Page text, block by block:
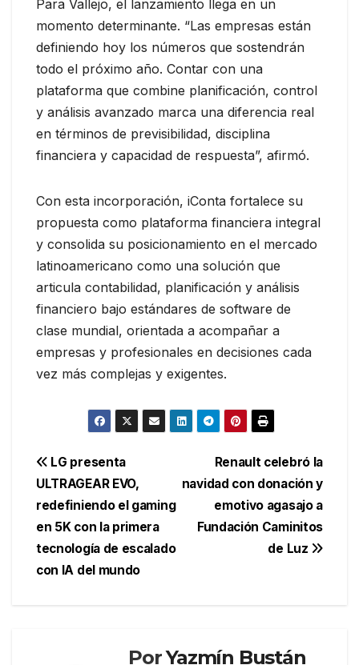
Para Vallejo, el lanzamiento llega en un
momento determinante. “Las empresas están
definiendo hoy los números que sostendrán
todo el próximo año. Contar con una
plataforma que combine planificación, control
y análisis avanzado marca una diferencia real
en términos de previsibilidad, disciplina
financiera y capacidad de respuesta”, afirmó.
Con esta incorporación, iConta fortalece su
propuesta como plataforma financiera integral
y consolida su posicionamiento en el mercado
latinoamericano como una solución que
articula contabilidad, planificación y análisis
financiero bajo estándares de software de
clase mundial, orientada a acompañar a
empresas y profesionales en decisiones cada
vez más complejas y exigentes.
Navegación
de
entradas
Renault celebró la
navidad con donación y
emotivo agasajo a
Fundación Caminitos
de Luz
LG presenta
ULTRAGEAR EVO,
redefiniendo el gaming
en 5K con la primera
tecnología de escalado
con IA del mundo
PorYazmín Bustán